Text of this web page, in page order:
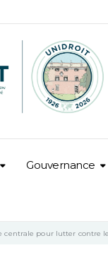
Gouvernance
centrale pour lutter